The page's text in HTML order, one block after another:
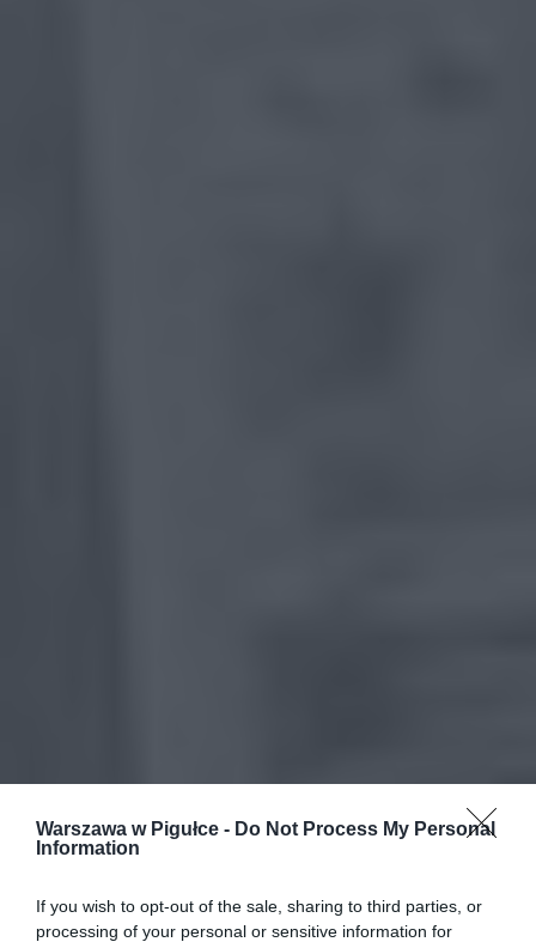
Warszawa w Pigułce - Do Not Process My Personal
Information
If you wish to opt-out of the sale, sharing to third parties, or
processing of your personal or sensitive information for